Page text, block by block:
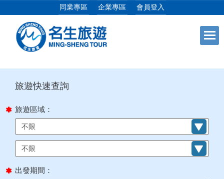
同業專區 企業專區 會員登入
日本專館 +
郵輪假期
海島假期 +
韓國
目前位置： 首頁 列表
旅遊區域：
出發期間：